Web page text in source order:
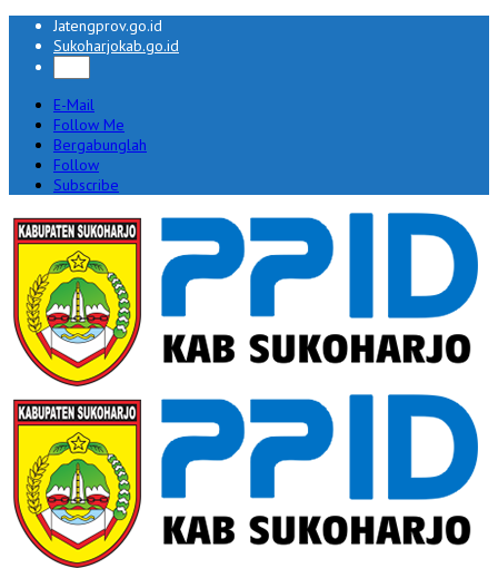
Jatengprov.go.id
Sukoharjokab.go.id
E-Mail
Follow Me
Bergabunglah
Follow
Subscribe